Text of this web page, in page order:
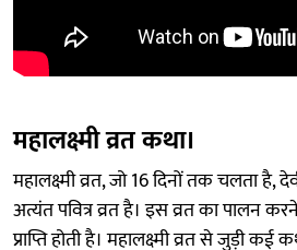
महालक्ष्मी व्रत कथा।
महालक्ष्मी व्रत, जो 16 दिनों तक चलता है,
अत्यंत पवित्र व्रत है। इस व्रत का पालन
प्राप्ति होती है। महालक्ष्मी व्रत से जुड़ी